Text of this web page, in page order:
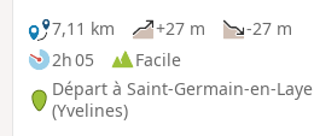
7,11 km +27 m
-27 m
2h 05
Facile
Départ à Saint-Germain-en-Laye
(Yvelines)